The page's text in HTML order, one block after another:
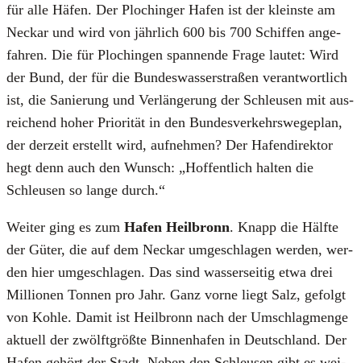
für alle Häfen. Der Plochin­ger Hafen ist der kleins­te am
Neckar und wird von jähr­lich 600 bis 700 Schif­fen ange­
fah­ren. Die für Plochin­gen span­nen­de Fra­ge lau­tet: Wird
der Bund, der für die Bun­des­was­ser­stra­ßen ver­ant­wort­lich
ist, die Sanie­rung und Ver­län­ge­rung der Schleu­sen mit aus­
rei­chend hoher Prio­ri­tät in den Bun­des­ver­kehrs­we­ge­plan,
der der­zeit erstellt wird, auf­neh­men? Der Hafen­di­rek­tor
hegt denn auch den Wunsch: „Hof­fent­lich hal­ten die
Schleu­sen so lan­ge durch.“
Wei­ter ging es zum Hafen Heil­bronn. Knapp die Hälf­te
der Güter, die auf dem Neckar umge­schla­gen wer­den, wer­
den hier umge­schla­gen. Das sind was­ser­sei­tig etwa drei
Mil­lio­nen Ton­nen pro Jahr. Ganz vor­ne liegt Salz, gefolgt
von Koh­le. Damit ist Heil­bronn nach der Umschlag­men­ge
aktu­ell der zwölft­größ­te Bin­nen­ha­fen in Deutsch­land. Der